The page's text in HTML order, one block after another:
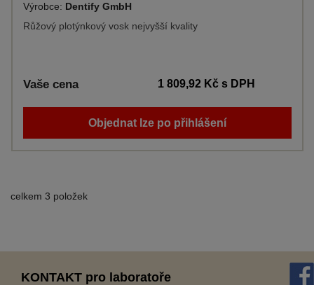
Výrobce: Dentify GmbH
Růžový plotýnkový vosk nejvyšší kvality
Vaše cena 1 809,92 Kčs DPH
Objednat lze po přihlášení
celkem 3 položek
KONTAKT pro laboratoře